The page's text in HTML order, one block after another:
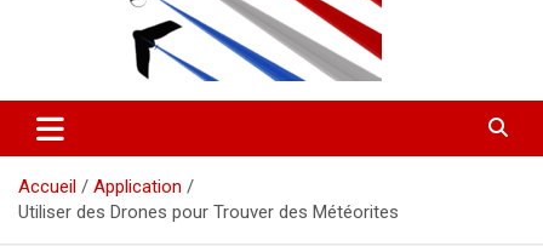
Accueil
Application
Utiliser des Drones pour Trouver des Météorites